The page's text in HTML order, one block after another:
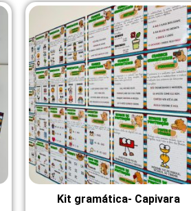
Kit gramática- Capivara